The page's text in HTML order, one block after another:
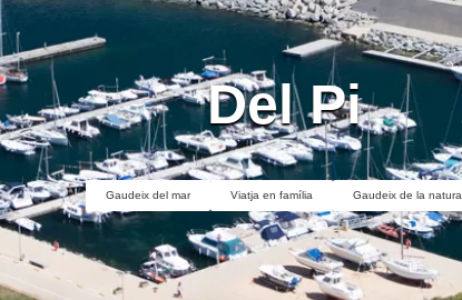
Del Pi
Gaudeix del mar Viatja en família Gaudeix de la natura